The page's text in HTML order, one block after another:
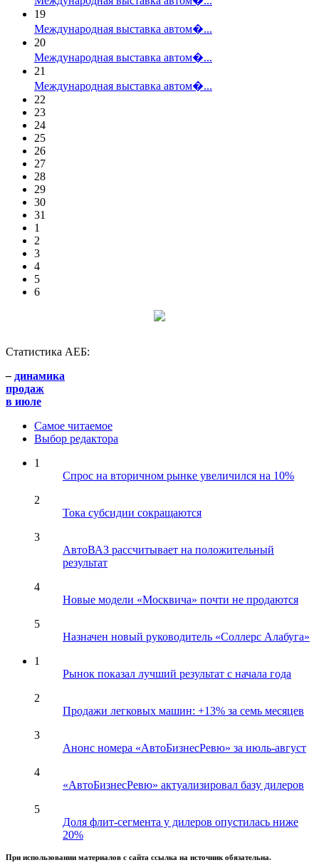
19
Международная выставка автом�...
20
Международная выставка автом�...
21
Международная выставка автом�...
22
23
24
25
26
27
28
29
30
31
1
2
3
4
5
6
Статистика АЕБ:
– динамика
продаж
в июле
Самое читаемое
Выбор редактора
1
Спрос на вторичном рынке увеличился на 10%
2
Тока субсидии сокращаются
3
АвтоВАЗ рассчитывает на положительный
результат
4
Новые модели «Москвича» почти не продаются
5
Назначен новый руководитель «Соллерс Алабуга»
1
Рынок показал лучший результат с начала года
2
Продажи легковых машин: +13% за семь месяцев
3
Анонс номера «АвтоБизнесРевю» за июль-август
4
«АвтоБизнесРевю» актуализировал базу дилеров
5
Доля флит-сегмента у дилеров опустилась ниже
20%
При использовании материалов с сайта ссылка на источник обязательна.